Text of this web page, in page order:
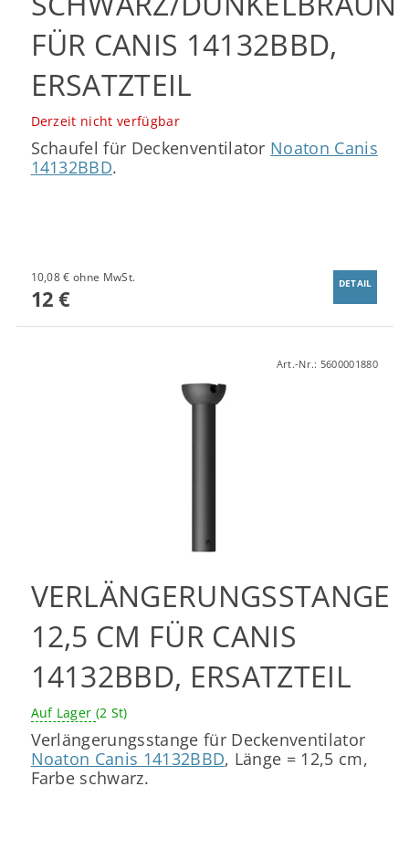
FÜR CANIS 14132BBD,
ERSATZTEIL
Derzeit nicht verfügbar
Schaufel für Deckenventilator Noaton Canis
14132BBD.
10,08 € ohne MwSt.
12 €
DETAIL
Art.-Nr.: 5600001880
VERLÄNGERUNGSSTANGE
12,5 CM FÜR CANIS
14132BBD, ERSATZTEIL
Auf Lager (2 St)
Verlängerungsstange für Deckenventilator
Noaton Canis 14132BBD, Länge = 12,5 cm,
Farbe schwarz.